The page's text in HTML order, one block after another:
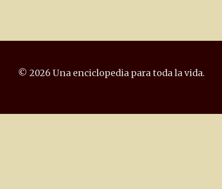
© 2026 Una enciclopedia para toda la vida.